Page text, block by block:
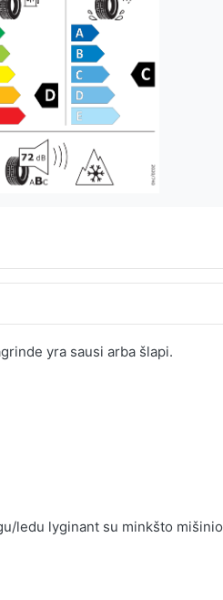
yra sausi arba šlapi.
ledu lyginant su minkšto mišinio